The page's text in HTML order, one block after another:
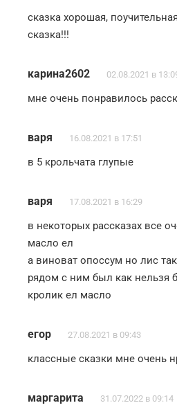
сказка хорошая,
сказка!!!
карина2602 02.08.2021 в
мне очень понравилось
варя 16.08.2021 в 17:51
в 5 крольчата глупые
варя 17.08.2021 в 16:29
в некоторых рассказах все
масло ел
а виноват опоссум но лис
рядом с ним был как нельзя
кролик ел масло
егор 27.08.2021 в 09:43
классные сказки мне очень
маргарита 31.07.2022 в 09:14